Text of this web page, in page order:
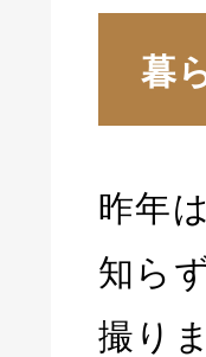
暮
昨年
知ら
撮り